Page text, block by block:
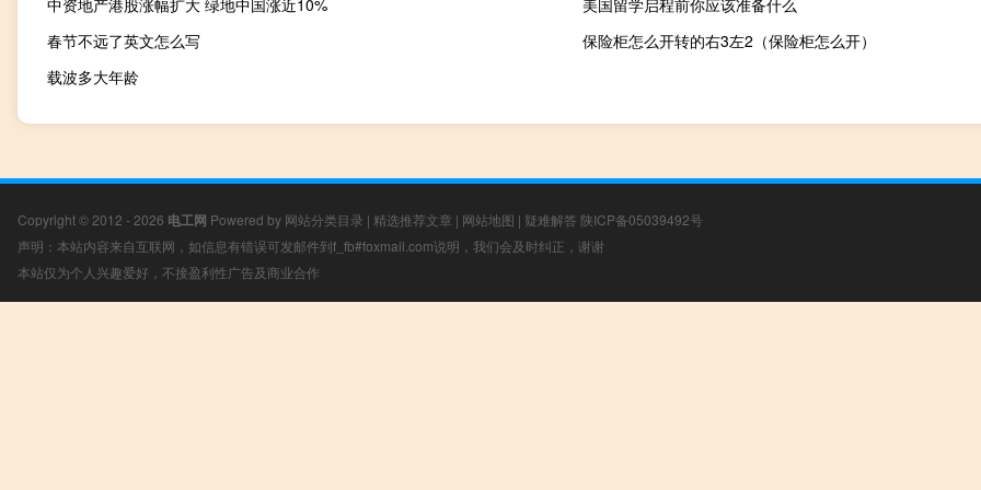
春节不远了英文怎么写
保险柜怎么开转的右3左2（保险柜怎么开）
载波多大年龄
Copyright © 2012 - 2026 电工网 Powered by 网站分类目录 | 精选推荐文章 | 网站地图 | 疑难解答 陕ICP备05039492号
声明：本站内容来自互联网，如信息有错误可发邮件到f_fb#foxmail.com说明，我们会及时纠正，谢谢
本站仅为个人兴趣爱好，不接盈利性广告及商业合作